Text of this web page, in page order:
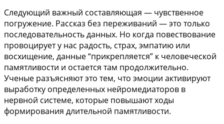
Следующий важный составляющая — чувственное
погружение. Рассказ без переживаний — это только
последовательность данных. Но когда повествование
провоцирует у нас радость, страх, эмпатию или
восхищение, данные “прикрепляется” к человеческой
памятливости и остается там продолжительно.
Ученые разъясняют это тем, что эмоции активируют
выработку определенных нейромедиаторов в
нервной системе, которые повышают ходы
формирования длительной памятливости.